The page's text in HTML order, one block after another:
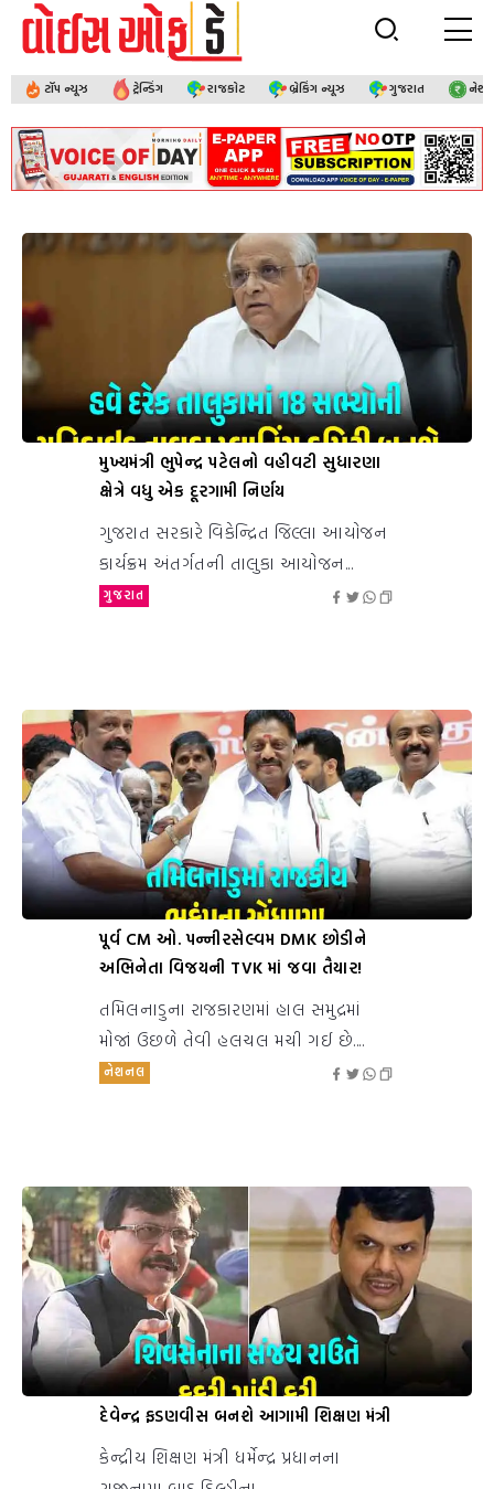
ટૉપ ન્યૂઝ ટ્રેન્ડિંગ રાજકોટ બ્રેકિંગ ન્યૂઝ ગુજરાત
મુખ્યમંત્રી ભુપેન્દ્ર પટેલનો વહીવટી સુધારણા
ક્ષેત્રે વધુ એક દૂરગામી નિર્ણય
ગુજરાત સરકારે વિકેન્દ્રિત જિલ્લા આયોજન
કાર્યક્રમ અંતર્ગતની તાલુકા આયોજન...
ગુજરાત
પૂર્વ CM ઓ. પન્નીરસેલ્વમ DMK છોડીને
અભિનેતા વિજયની TVK માં જવા તૈયાર!
તમિલનાડુના રાજકારણમાં હાલ સમુદ્રમાં
મોજાં ઉછળે તેવી હલચલ મચી ગઈ છે....
નેશનલ
દેવેન્દ્ર ફડણવીસ બનશે આગામી શિક્ષણ મંત્રી
કેન્દ્રીય શિક્ષણ મંત્રી ધર્મેન્દ્ર પ્રધાનના